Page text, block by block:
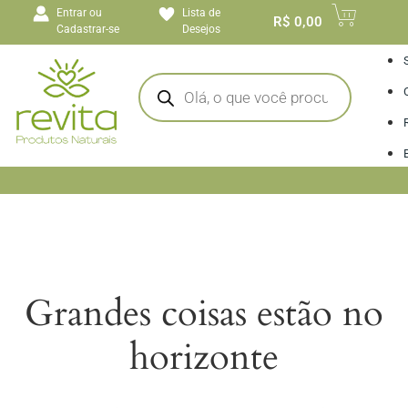
conteúdoEntrar ou
Cadastrar-se
Lista de
Desejos
R$ 0,00
Grandes coisas estão no
horizonte